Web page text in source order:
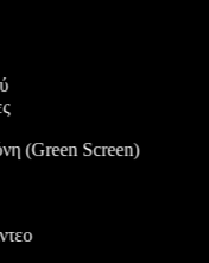
(Green Screen)